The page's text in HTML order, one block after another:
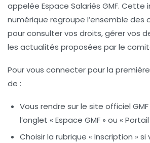
appelée Espace Salariés GMF. Cette
numérique regroupe l’ensemble des
pour consulter vos droits, gérer vos
les actualités proposées par le
Pour vous connecter pour la
de :
Vous rendre sur le site officiel
l’onglet « Espace GMF » ou « Portail
Choisir la rubrique « Inscription » si